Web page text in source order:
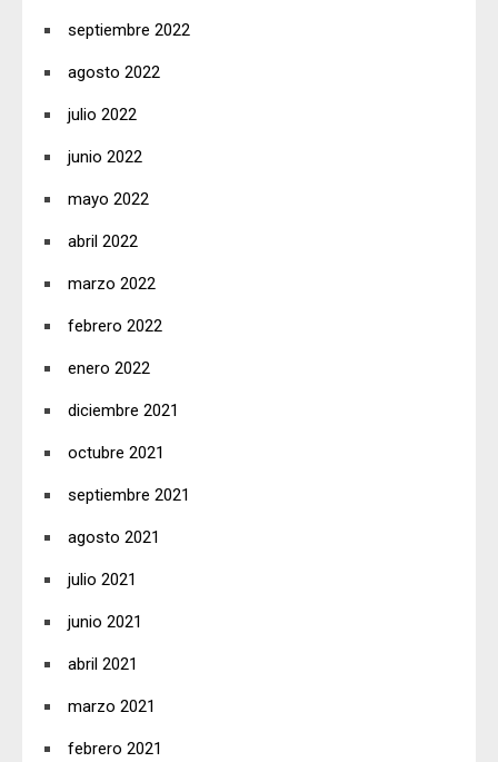
septiembre 2022
agosto 2022
julio 2022
junio 2022
mayo 2022
abril 2022
marzo 2022
febrero 2022
enero 2022
diciembre 2021
octubre 2021
septiembre 2021
agosto 2021
julio 2021
junio 2021
abril 2021
marzo 2021
febrero 2021